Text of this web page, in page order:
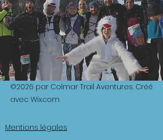
©2026 par Colmar Trail Aventures. Créé
avec Wix.com
Mentions légales